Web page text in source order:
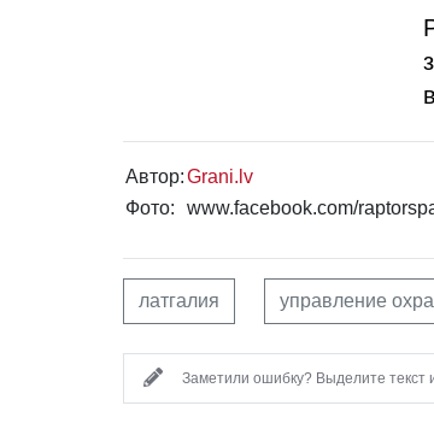
Автор:Grani.lv
Фото:
www.facebook.com/
латгалия управление
Заметили ошибку? Выделите текст